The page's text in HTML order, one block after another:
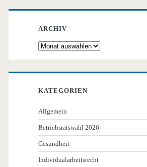
ARCHIV
Archiv
KATEGORIEN
Allgemein
Betriebsratswahl 2026
Gesundheit
Individualarbeitsrecht